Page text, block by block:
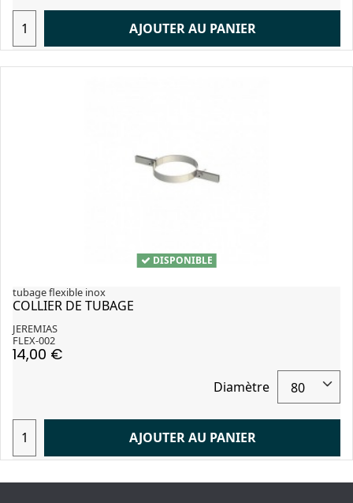
AJOUTER AU PANIER
DISPONIBLE
tubage flexible inox
COLLIER DE TUBAGE
JEREMIAS
FLEX-002
14,00 €
Diamètre
AJOUTER AU PANIER